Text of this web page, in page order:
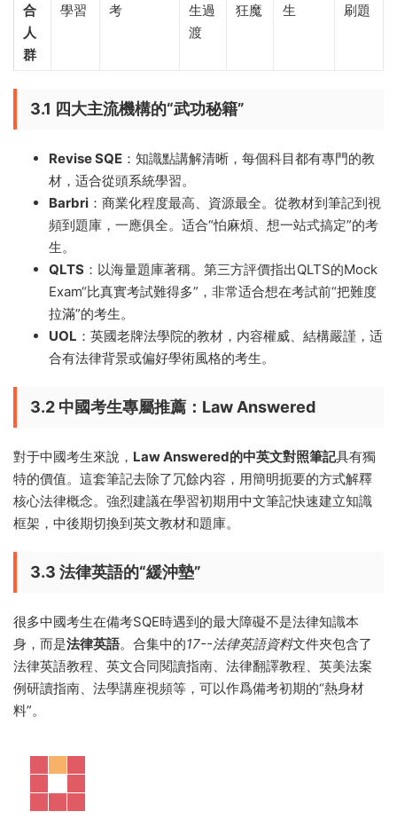
合
人
群
學習
考
生過
渡
狂魔
生
刷題
3.1 四大主流機構的“武功秘籍”
Revise SQE ：知識點講解清晰，每個科目都有專門的教
材，适合從頭系統學習。
Barbri ：商業化程度最高、資源最全。從教材到筆記到視
頻到題庫，一應俱全。适合“怕麻煩、想一站式搞定”的考
生。
QLTS ：以海量題庫著稱。第三方評價指出QLTS的Mock
Exam“比真實考試難得多”，非常适合想在考試前“把難度
拉滿”的考生。
UOL ：英國老牌法學院的教材，内容權威、結構嚴謹，适
合有法律背景或偏好學術風格的考生。
3.2 中國考生專屬推薦：Law Answered
對于中國考生來說， Law Answered的中英文對照筆記具有獨
特的價值。這套筆記去除了冗餘内容，用簡明扼要的方式解釋
核心法律概念。強烈建議在學習初期用中文筆記快速建立知識
框架，中後期切換到英文教材和題庫。
3.3 法律英語的“緩沖墊”
很多中國考生在備考SQE時遇到的最大障礙不是法律知識本
身，而是法律英語。合集中的17--法律英語資料文件夾包含了
法律英語教程、英文合同閱讀指南、法律翻譯教程、英美法案
例研讀指南、法學講座視頻等，可以作爲備考初期的“熱身材
料”。